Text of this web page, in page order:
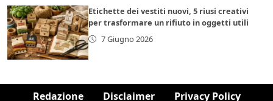
Etichette dei vestiti nuovi, 5 riusi creativi
per trasformare un rifiuto in oggetti utili
7 Giugno 2026
Redazione Disclaimer Privacy Policy